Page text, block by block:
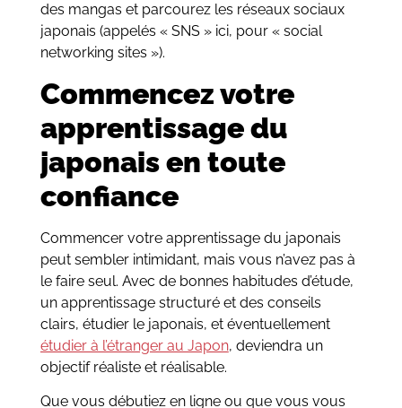
des mangas et parcourez les réseaux sociaux
japonais (appelés « SNS » ici, pour « social
networking sites »).
Commencez votre
apprentissage du
japonais en toute
confiance
Commencer votre apprentissage du japonais
peut sembler intimidant, mais vous n’avez pas à
le faire seul. Avec de bonnes habitudes d’étude,
un apprentissage structuré et des conseils
clairs, étudier le japonais, et éventuellement
étudier à l’étranger au Japon, deviendra un
objectif réaliste et réalisable.
Que vous débutiez en ligne ou que vous vous